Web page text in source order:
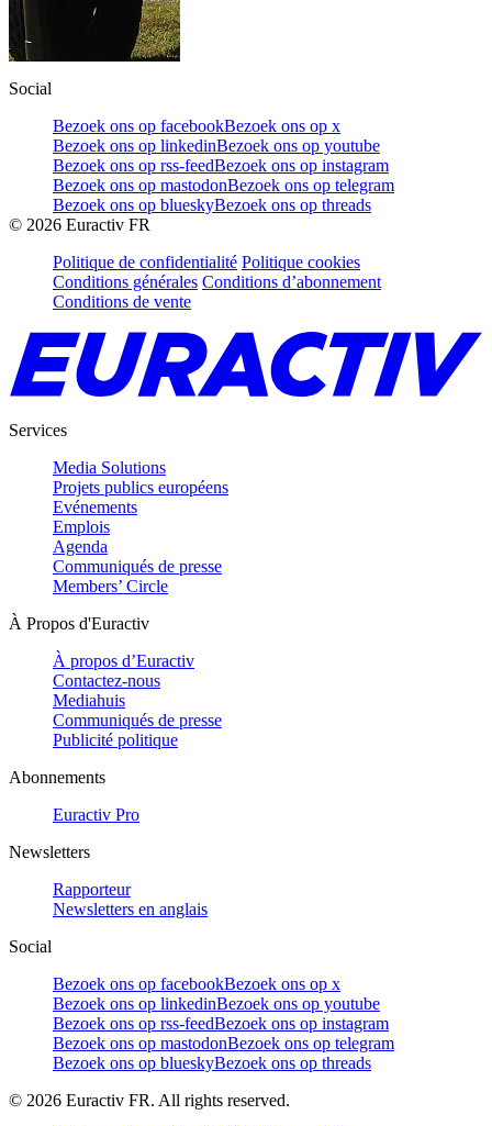
Social
Bezoek ons op facebookBezoek ons op x
Bezoek ons op linkedinBezoek ons op youtube
Bezoek ons op rss-feedBezoek ons op instagram
Bezoek ons op mastodonBezoek ons op telegram
Bezoek ons op blueskyBezoek ons op threads
© 2026 Euractiv FR
Politique de confidentialité Politique cookies
Conditions générales Conditions d’abonnement
Conditions de vente
Services
Media Solutions
Projets publics européens
Evénements
Emplois
Agenda
Communiqués de presse
Members’ Circle
À Propos d'Euractiv
À propos d’Euractiv
Contactez-nous
Mediahuis
Communiqués de presse
Publicité politique
Abonnements
Euractiv Pro
Newsletters
Rapporteur
Newsletters en anglais
Social
Bezoek ons op facebookBezoek ons op x
Bezoek ons op linkedinBezoek ons op youtube
Bezoek ons op rss-feedBezoek ons op instagram
Bezoek ons op mastodonBezoek ons op telegram
Bezoek ons op blueskyBezoek ons op threads
© 2026 Euractiv FR. All rights reserved.